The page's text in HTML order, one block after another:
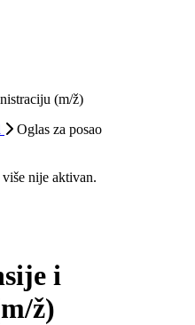
(m/ž)
Oglas za posao
nije aktivan.
i
ž)